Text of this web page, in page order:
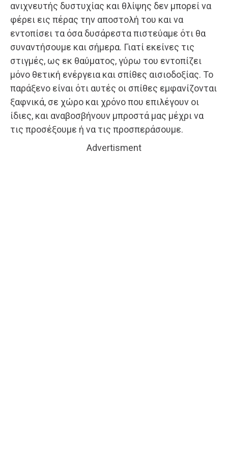
ανιχνευτής δυστυχίας και θλίψης δεν μπορεί να
φέρει εις πέρας την αποστολή του και να
εντοπίσει τα όσα δυσάρεστα πιστεύαμε ότι θα
συναντήσουμε και σήμερα. Γιατί εκείνες τις
στιγμές, ως εκ θαύματος, γύρω του εντοπίζει
μόνο θετική ενέργεια και σπίθες αισιοδοξίας. Το
παράξενο είναι ότι αυτές οι σπίθες εμφανίζονται
ξαφνικά, σε χώρο και χρόνο που επιλέγουν οι
ίδιες, και αναβοσβήνουν μπροστά μας μέχρι να
τις προσέξουμε ή να τις προσπεράσουμε.
Advertisment